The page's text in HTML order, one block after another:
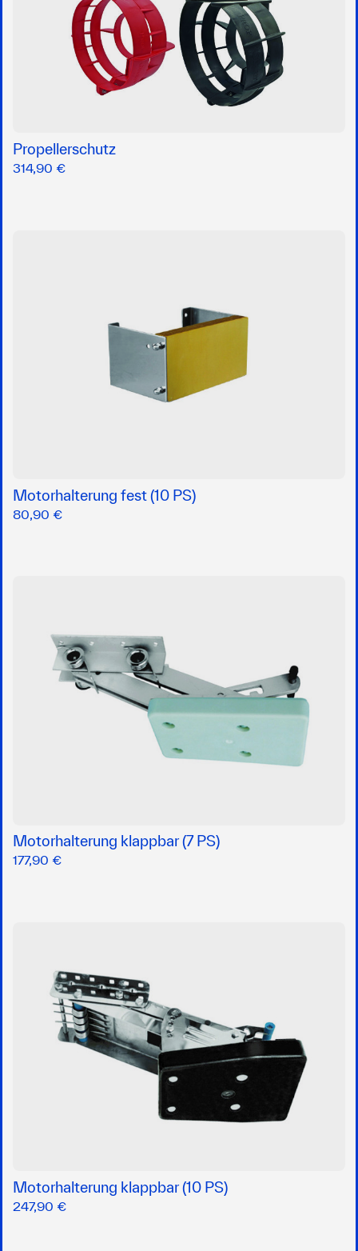
Propellerschutz
314,90 €
Motorhalterung fest (10 PS)
80,90 €
Motorhalterung klappbar (7 PS)
177,90 €
Motorhalterung klappbar (10 PS)
247,90 €